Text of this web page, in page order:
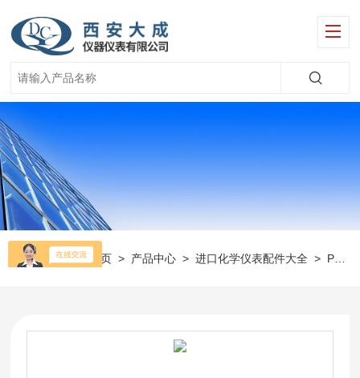
当前位置： 首页 > 产品中心 >进口化学仪表配件大全 > Polymetron仪表配件